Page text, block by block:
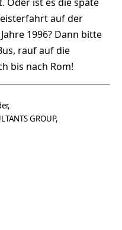
auf der
1996? Dann bitte
rauf auf die
bis nach Rom!
GROUP,